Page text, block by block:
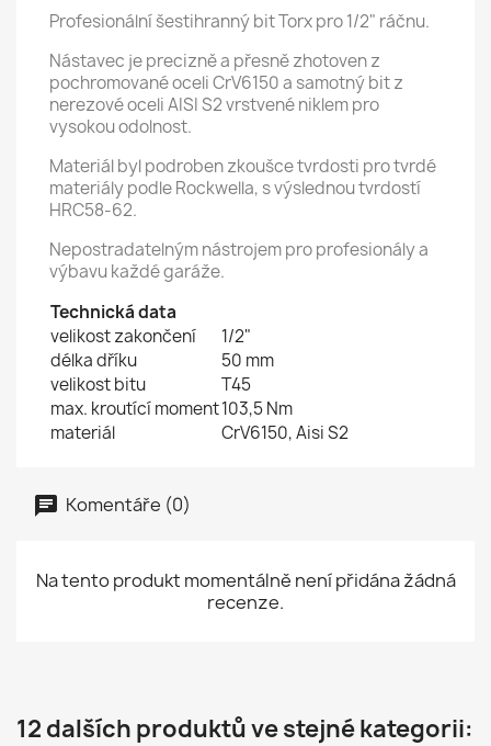
Profesionální šestihranný bit Torx pro 1/2" ráčnu.
Nástavec je precizně a přesně zhotoven z
pochromované oceli CrV6150 a samotný bit z
nerezové oceli AISI S2 vrstvené niklem pro
vysokou odolnost.
Materiál byl podroben zkoušce tvrdosti pro tvrdé
materiály podle Rockwella, s výslednou tvrdostí
HRC58-62.
Nepostradatelným nástrojem pro profesionály a
výbavu každé garáže.
Technická data
velikost zakončení
1/2"
délka dříku
50 mm
velikost bitu
T45
max. kroutící moment103,5 Nm
materiál
CrV6150, Aisi S2
Komentáře (0)
Na tento produkt momentálně není přidána žádná
recenze.
12 dalších produktů ve stejné kategorii: